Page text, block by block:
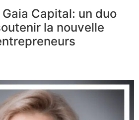
Gaia Capital: un duo
la nouvelle